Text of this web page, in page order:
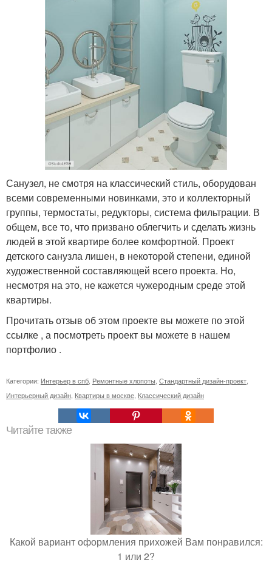
Санузел, не смотря на классический стиль, оборудован
всеми современными новинками, это и коллекторный
группы, термостаты, редукторы, система фильтрации. В
общем, все то, что призвано облегчить и сделать жизнь
людей в этой квартире более комфортной. Проект
детского санузла лишен, в некоторой степени, единой
художественной составляющей всего проекта. Но,
несмотря на это, не кажется чужеродным среде этой
квартиры.
Прочитать отзыв об этом проекте вы можете по этой
ссылке , а посмотреть проект вы можете в нашем
портфолио .
Категории: Интерьер в спб Ремонтные хлопоты Стандартный дизайн-проект
Интерьерный дизайн Квартиры в москве Классический дизайн
Читайте также
Какой вариант оформления прихожей Вам понравился:
1 или 2?